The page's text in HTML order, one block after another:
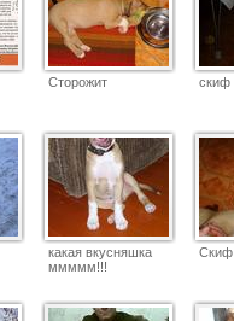
Сторожит скиф
какая вкусняшка
ммммм!!!
Скиф